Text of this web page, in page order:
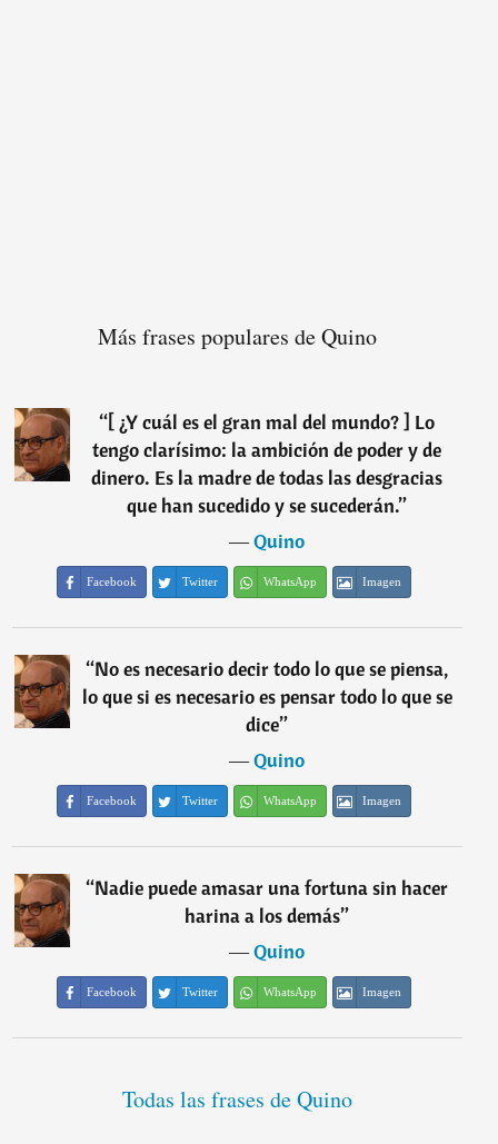
Más frases populares de Quino
“[ ¿Y cuál es el gran mal del mundo? ] Lo
tengo clarísimo: la ambición de poder y de
dinero. Es la madre de todas las desgracias
que han sucedido y se sucederán.”
―Quino
Facebook Twitter WhatsApp Imagen
“No es necesario decir todo lo que se piensa,
lo que si es necesario es pensar todo lo que se
dice”
―Quino
Facebook Twitter WhatsApp Imagen
“Nadie puede amasar una fortuna sin hacer
harina a los demás”
―Quino
Facebook Twitter WhatsApp Imagen
Todas las frases de Quino